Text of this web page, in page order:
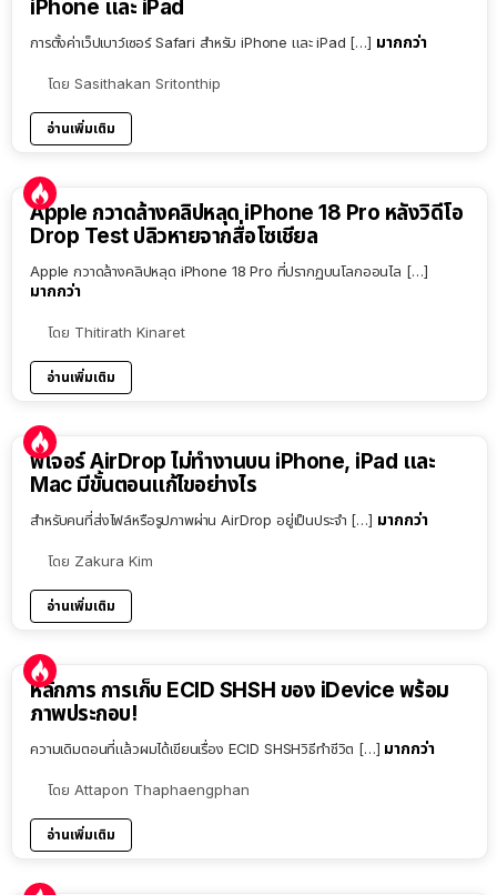
iPhone และ iPad
การตั้งค่าเว็ปเบาว์เซอร์ Safari สำหรับ iPhone และ iPad […] มากกว่า
โดย Sasithakan Sritonthip
อ่านเพิ่มเติม
Apple กวาดล้างคลิปหลุด iPhone 18 Pro หลังวิดีโอ
Drop Test ปลิวหายจากสื่อโซเชียล
Apple กวาดล้างคลิปหลุด iPhone 18 Pro ที่ปรากฏบนโลกออนไล […]
มากกว่า
โดย Thitirath Kinaret
อ่านเพิ่มเติม
ฟีเจอร์ AirDrop ไม่ทำงานบน iPhone, iPad และ
Mac มีขั้นตอนแก้ไขอย่างไร
สำหรับคนที่ส่งไฟล์หรือรูปภาพผ่าน AirDrop อยู่เป็นประจำ […] มากกว่า
โดย Zakura Kim
อ่านเพิ่มเติม
หลักการ การเก็บ ECID SHSH ของ iDevice พร้อม
ภาพประกอบ!
ความเดิมตอนที่แล้วผมได้เขียนเรื่อง ECID SHSHวิธีทำชีวิต […] มากกว่า
โดย Attapon Thaphaengphan
อ่านเพิ่มเติม